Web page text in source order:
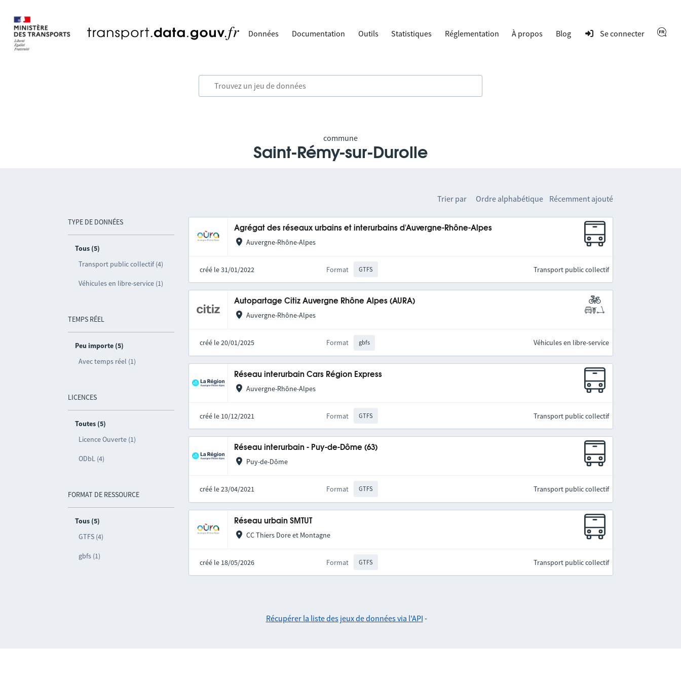
Données Documentation Outils Statistiques Réglementation À propos Blog Se connecter
commune
Saint-Rémy-sur-Durolle
TYPE DE DONNÉES
Tous (5)
Transport public collectif (4)
Véhicules en libre-service (1)
TEMPS RÉEL
Peu importe (5)
Avec temps réel (1)
LICENCES
Toutes (5)
Licence Ouverte (1)
ODbL (4)
FORMAT DE RESSOURCE
Tous (5)
GTFS (4)
gbfs (1)
Trier par Ordre alphabétique Récemment ajouté
Agrégat des réseaux urbains et interurbains d'Auvergne-Rhône-Alpes
Auvergne-Rhône-Alpes
créé le 31/01/2022 Format GTFS Transport public collectif
Autopartage Citiz Auvergne Rhône Alpes (AURA)
Auvergne-Rhône-Alpes
créé le 20/01/2025 Format gbfs Véhicules en libre-service
Réseau interurbain Cars Région Express
Auvergne-Rhône-Alpes
créé le 10/12/2021 Format GTFS Transport public collectif
Réseau interurbain - Puy-de-Dôme (63)
Puy-de-Dôme
créé le 23/04/2021 Format GTFS Transport public collectif
Réseau urbain SMTUT
CC Thiers Dore et Montagne
créé le 18/05/2026 Format GTFS Transport public collectif
Récupérer la liste des jeux de données via l'API -